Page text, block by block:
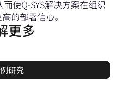
使Q-SYS解决方案在组织
的部署信心。
更多
研究